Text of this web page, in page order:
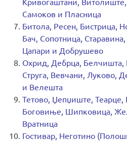
Самоков и Пласница
Битола, Ресен, Бистрица,
Бач, Сопотница,
Цапари и Добрушево
Охрид, Дебрца,
Струга, Вевчани, Луково,
и Велешта
Тетово, Џепџиште,
Боговиње, Шипковица,
Вратница
Гостивар, Неготино